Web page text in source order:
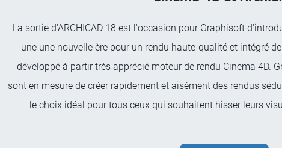
La sortie d'ARCHICAD 18 est l'occasion pour Graphisoft
une une nouvelle ère pour un rendu haute-qualité et intégré
développé à partir très apprécié moteur de rendu Cinema 4D.
sont en mesure de créer rapidement et aisément des rendus
le choix idéal pour tous ceux qui souhaitent hisser leurs